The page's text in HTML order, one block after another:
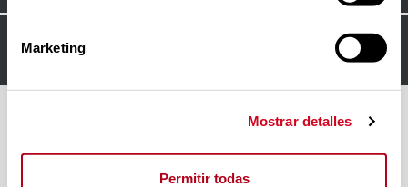
Marketing
Mostrar detalles
Permitir todas
© 2024FORO INSERTA RESPONSABLE